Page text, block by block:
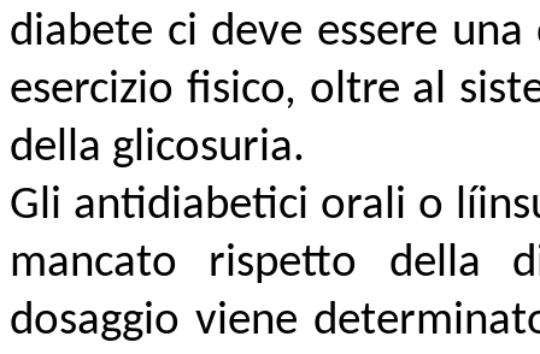
diabete ci deve essere
esercizio fisico, oltre al
della glicosuria.
Gli antidiabetici orali o
mancato rispetto della
dosaggio viene